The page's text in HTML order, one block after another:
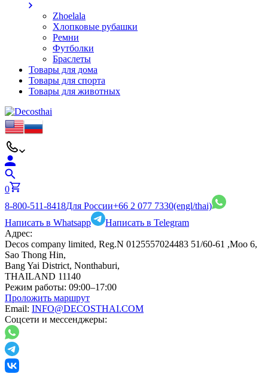
Zhoelala
Хлопковые рубашки
Ремни
Футболки
Браслеты
Товары для дома
Товары для спорта
Товары для животных
0
8-800-511-8418Для России+66 2 077 7330(engl/thai)
Написать в Whatsapp
Написать в Telegram
Адрес:
Decos company limited, Reg.N 0125557024483 51/60-61 ,Moo 6,
Sao Thong Hin,
Bang Yai District, Nonthaburi,
THAILAND 11140
Режим работы: 09:00–17:00
Проложить маршрут
Email: INFO@DECOSTHAI.COM
Соцсети и мессенджеры: